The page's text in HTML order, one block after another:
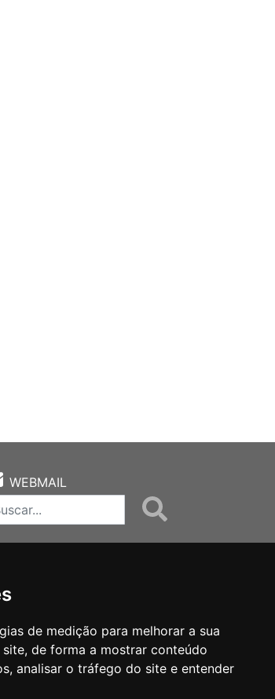
de medição para melhorar a sua
de forma a mostrar conteúdo
analisar o tráfego do site e entender
WEBMAIL
Técnicas Fale Conocsco